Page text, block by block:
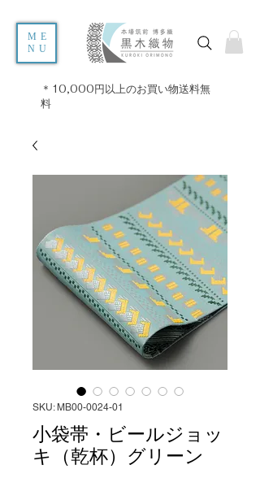
ME
NU
＊10,000円以上のお買い物送料無
料
SKU: MB00-0024-01
小袋帯・ビールジョッ
キ（乾杯）グリーン